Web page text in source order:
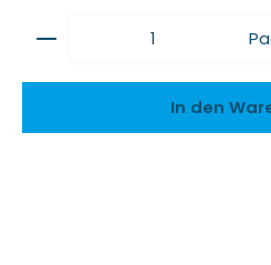
Produkt Anzahl: Gib
In den